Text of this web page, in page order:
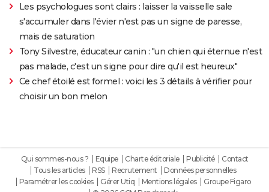
Les psychologues sont clairs : laisser la vaisselle sale
s'accumuler dans l'évier n'est pas un signe de paresse,
mais de saturation
Tony Silvestre, éducateur canin : "un chien qui éternue n'est
pas malade, c'est un signe pour dire qu'il est heureux"
Ce chef étoilé est formel : voici les 3 détails à vérifier pour
choisir un bon melon
Qui sommes-nous ? Equipe Charte éditoriale Publicité
Contact
Tous les articles
RSS Recrutement
Données personnelles
Paramétrer les cookies
Gérer Utiq Mentions légales
Groupe Figaro